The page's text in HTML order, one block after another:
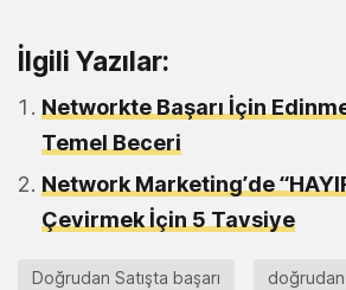
İlgili Yazılar:
Networkte Başarı İçin
Temel Beceri
Network Marketing’de
Çevirmek İçin 5 Tavsiye
Doğrudan Satışta başarı doğrudan